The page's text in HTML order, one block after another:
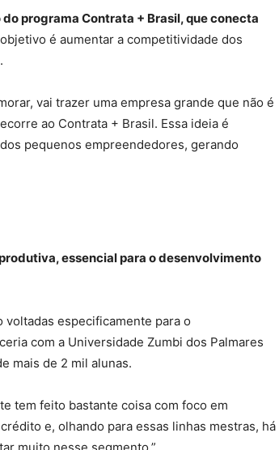
programa Contrata + Brasil, que conecta
é aumentar a competitividade dos
vai trazer uma empresa grande que não é
ao Contrata + Brasil. Essa ideia é
pequenos empreendedores, gerando
essencial para o desenvolvimento
voltadas especificamente para o
com a Universidade Zumbi dos Palmares
mais de 2 mil alunas.
tem feito bastante coisa com foco em
e, olhando para essas linhas mestras, há